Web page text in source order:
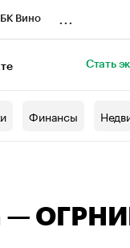
Вино
Стать
Финансы
—